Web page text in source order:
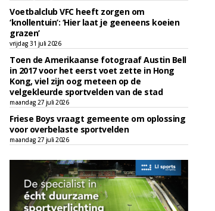
Voetbalclub VFC heeft zorgen om
‘knollentuin’: ‘Hier laat je geeneens koeien
grazen’
vrijdag 31 juli 2026
Toen de Amerikaanse fotograaf Austin Bell
in 2017 voor het eerst voet zette in Hong
Kong, viel zijn oog meteen op de
velgekleurde sportvelden van de stad
maandag 27 juli 2026
Friese Boys vraagt gemeente om oplossing
voor overbelaste sportvelden
maandag 27 juli 2026